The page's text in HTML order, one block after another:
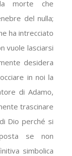
morte che
del nulla;
ha intrecciato
vuole lasciarsi
desidera
in noi la
di Adamo,
trascinare
Dio perché si
se non
simbolica